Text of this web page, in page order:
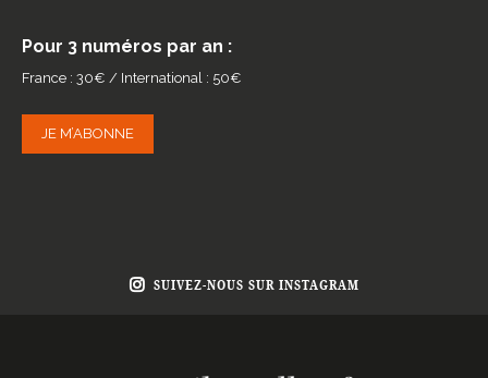
Pour 3 numéros par an :
France : 30€ / International : 50€
JE M’ABONNE
SUIVEZ-NOUS SUR INSTAGRAM